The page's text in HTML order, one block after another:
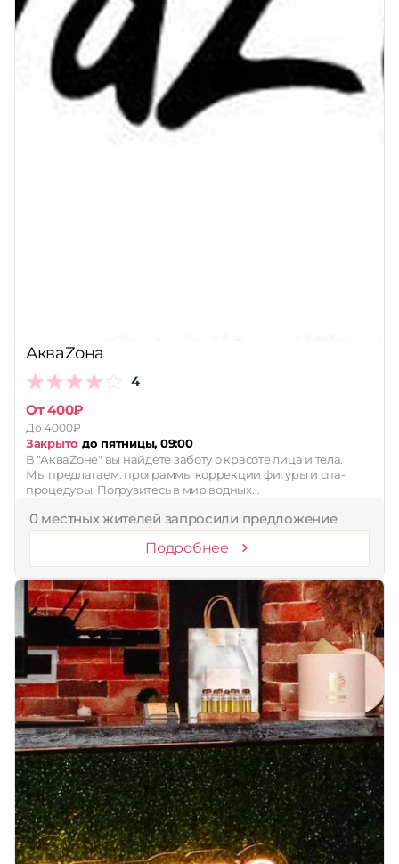
АкваZона
4
От 400₽
До 4000₽
Закрыто до пятницы, 09:00
В "АкваZоне" вы найдете заботу о красоте лица и тела.
Мы предлагаем: программы коррекции фигуры и спа-
процедуры. Погрузитесь в мир водных…
0 местных жителей запросили предложение
Подробнее